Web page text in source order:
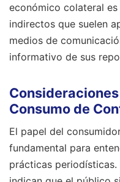
económico colateral
indirectos que suelen
medios de
informativo de sus
Consumo de
El papel del
fundamental para
prácticas